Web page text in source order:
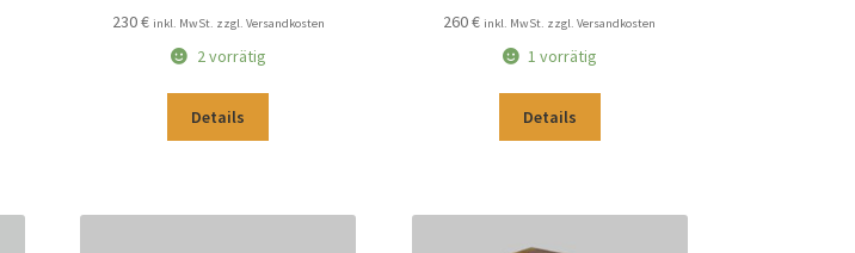
230€ inkl. MwSt. zzgl. Versandkosten
2 vorrätig
Details
260€ inkl. MwSt. zzgl. Versandkosten
1 vorrätig
Details